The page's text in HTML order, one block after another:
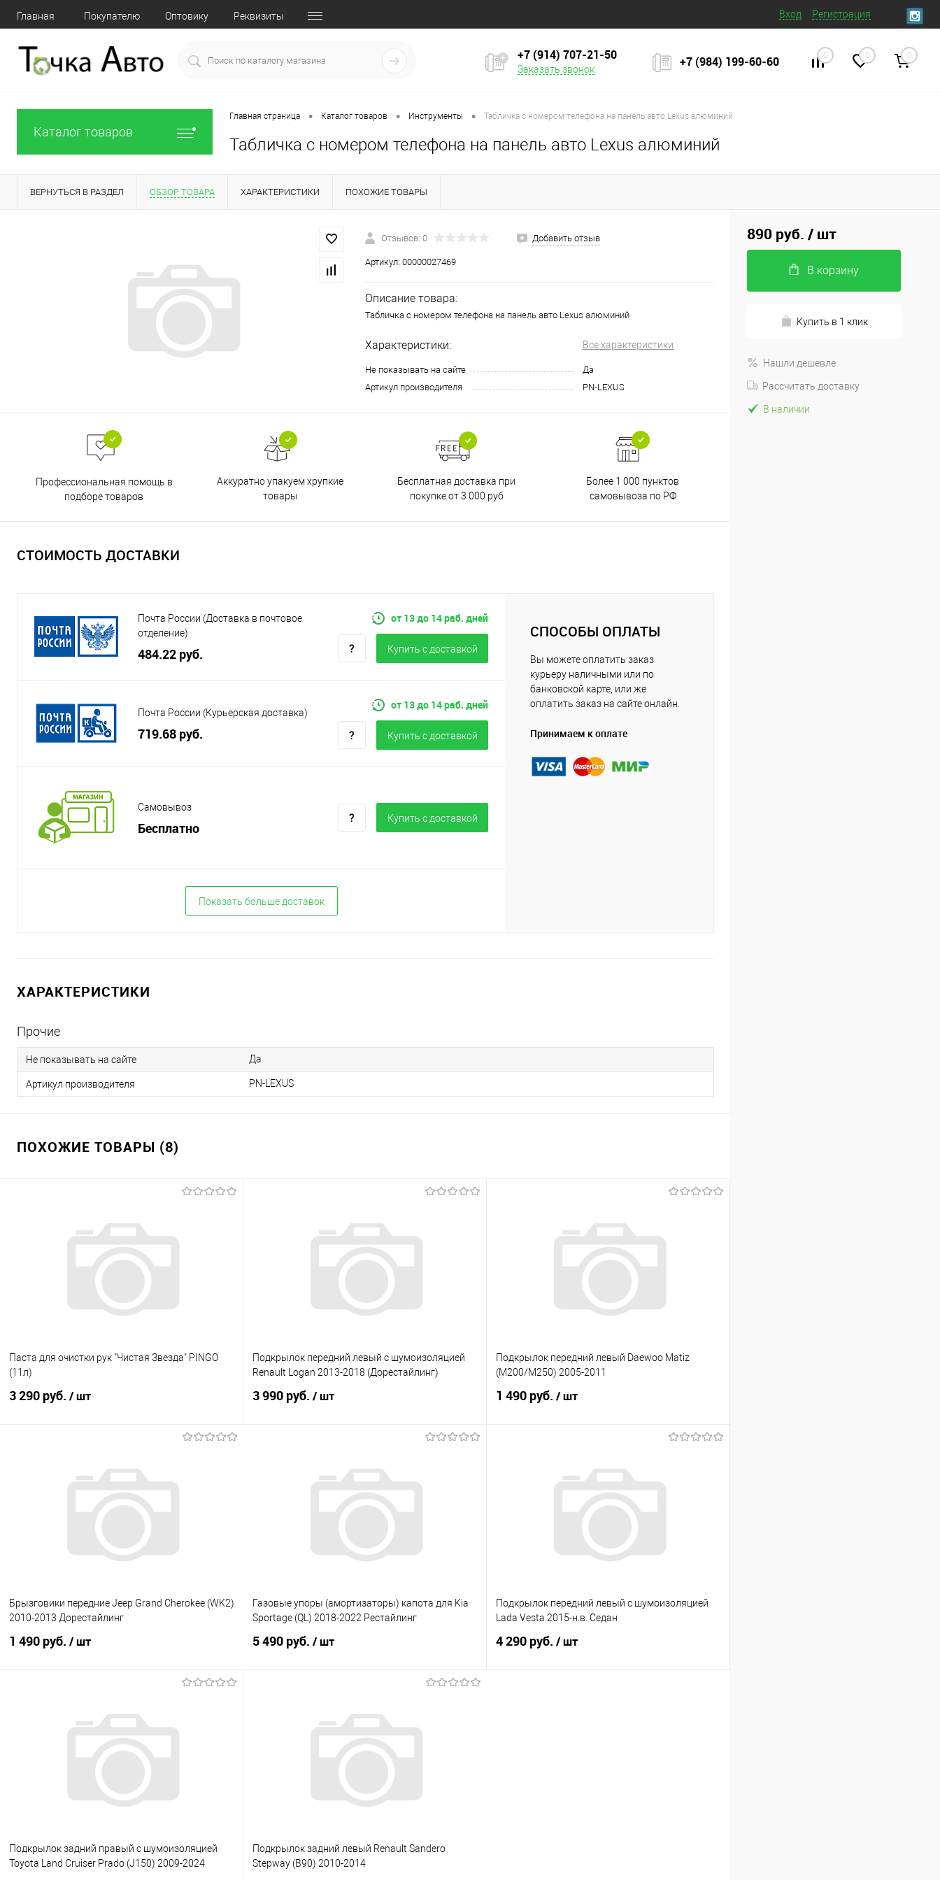
Главная Покупателю Оптовику Реквизиты Вход Регистрация
+7 (914) 707‒21‒50
Заказать звонок +7 (984) 199‒60‒60 0 0 0
Каталог товаров
Главная страница • Каталог товаров • Инструменты • Табличка с номером телефона на панель авто Lexus алюминий
Табличка с номером телефона на панель авто Lexus алюминий
ВЕРНУТЬСЯ В РАЗДЕЛ ОБЗОР ТОВАРА ХАРАКТЕРИСТИКИ ПОХОЖИЕ ТОВАРЫ
Отзывов: 0 Добавить отзыв
Артикул: 00000027469
Описание товара:
Табличка с номером телефона на панель авто Lexus алюминий
Характеристики: Все характеристики
Не показывать на сайте
Да
Артикул производителя
PN-LEXUS
Профессиональная помощь в
подборе товаров
Аккуратно упакуем хрупкие
товары
Бесплатная доставка при
покупке от 3 000 руб
Более 1 000 пунктов
самовывоза по РФ
СТОИМОСТЬ ДОСТАВКИ
Почта России (Доставка в почтовое
отделение)
484.22 руб.
от 13 до 14 раб. дней
Купить c доставкой
Почта России (Курьерская доставка)
719.68 руб.
от 13 до 14 раб. дней
Купить c доставкой
Самовывоз
Бесплатно
Купить c доставкой
Показать больше доставок
СПОСОБЫ ОПЛАТЫ
Вы можете оплатить заказ
курьеру наличными или по
банковской карте, или же
оплатить заказ на сайте онлайн.
Принимаем к оплате
ХАРАКТЕРИСТИКИ
Прочие
Не показывать на сайте Да
Артикул производителя PN-LEXUS
ПОХОЖИЕ ТОВАРЫ (8)
Паста для очистки рук "Чистая Звезда" PINGO
(11л)
3 290 руб. / шт
Купить в 1 клик
Сравнение
Под заказ
Подкрылок передний левый с шумоизоляцией
Renault Logan 2013-2018 (Дорестайлинг)
3 990 руб. / шт
Купить в 1 клик
Сравнение
Под заказ
Подкрылок передний левый Daewoo Matiz
(M200/M250) 2005-2011
1 490 руб. / шт
Купить в 1 клик
Сравнение
Под заказ
Брызговики передние Jeep Grand Cherokee (WK2)
2010-2013 Дорестайлинг
1 490 руб. / шт
Купить в 1 клик
Сравнение
Под заказ
Газовые упоры (амортизаторы) капота для Kia
Sportage (QL) 2018-2022 Рестайлинг
5 490 руб. / шт
Купить в 1 клик
Сравнение
Под заказ
Подкрылок передний левый с шумоизоляцией
Lada Vesta 2015-н.в. Седан
4 290 руб. / шт
Подкрылок задний правый с шумоизоляцией
Toyota Land Cruiser Prado (J150) 2009-2024
Подкрылок задний левый Renault Sandero
Stepway (B90) 2010-2014
890 руб. / шт
В корзину
Купить в 1 клик
Нашли дешевле
Рассчитать доставку
В наличии